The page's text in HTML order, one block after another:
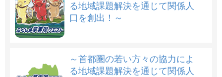
る地域課題解決を通じて関係人
口を創出！～
～首都圏の若い方々の協力によ
る地域課題解決を通じて関係人